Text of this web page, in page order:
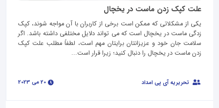
علت کپک زدن ماست در یخچال
یکی از مشکلاتی که ممکن است برخی از کاربران با آن مواجه شوند، کپک
زدگی ماست در یخچال است که می تواند دلایل مختلفی داشته باشد. اگر
سلامت جان خود و عزیزانتان برایتان مهم است، لطفاً مطلب علت کپک
زدن ماست در یخچال را دنبال کنید؛ زیرا قرار است...
تحریریه آی پی امداد